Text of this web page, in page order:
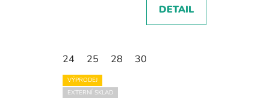
DETAIL
24 25 28 30
VÝPRODEJ
EXTERNÍ SKLAD